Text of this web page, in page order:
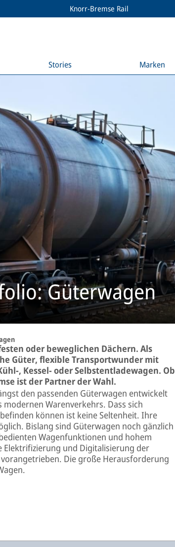
Knorr-Bremse Rail
Stories Marken
Güterwagen
oder beweglichen Dächern. Als
Güter, flexible Transportwunder mit
, Kessel- oder Selbstentladewagen. Ob
ist der Partner der Wahl.
den passenden Güterwagen entwickelt
Warenverkehrs. Dass sich
können ist keine Seltenheit. Ihre
Bislang sind Güterwagen noch gänzlich
Wagenfunktionen und hohem
und Digitalisierung der
Die große Herausforderung